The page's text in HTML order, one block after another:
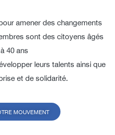
amener des changements
sont des citoyens âgés
40 ans
leurs talents ainsi que
et de solidarité.
MOUVEMENT